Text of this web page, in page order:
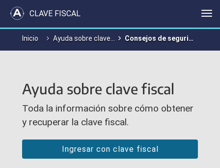
CLAVE FISCAL
Inicio Ayuda sobre clave fiscal Consejos de seguridad
Ayuda sobre clave fiscal
Toda la información sobre cómo obtener
y recuperar la clave fiscal.
Ingresar con clave fiscal